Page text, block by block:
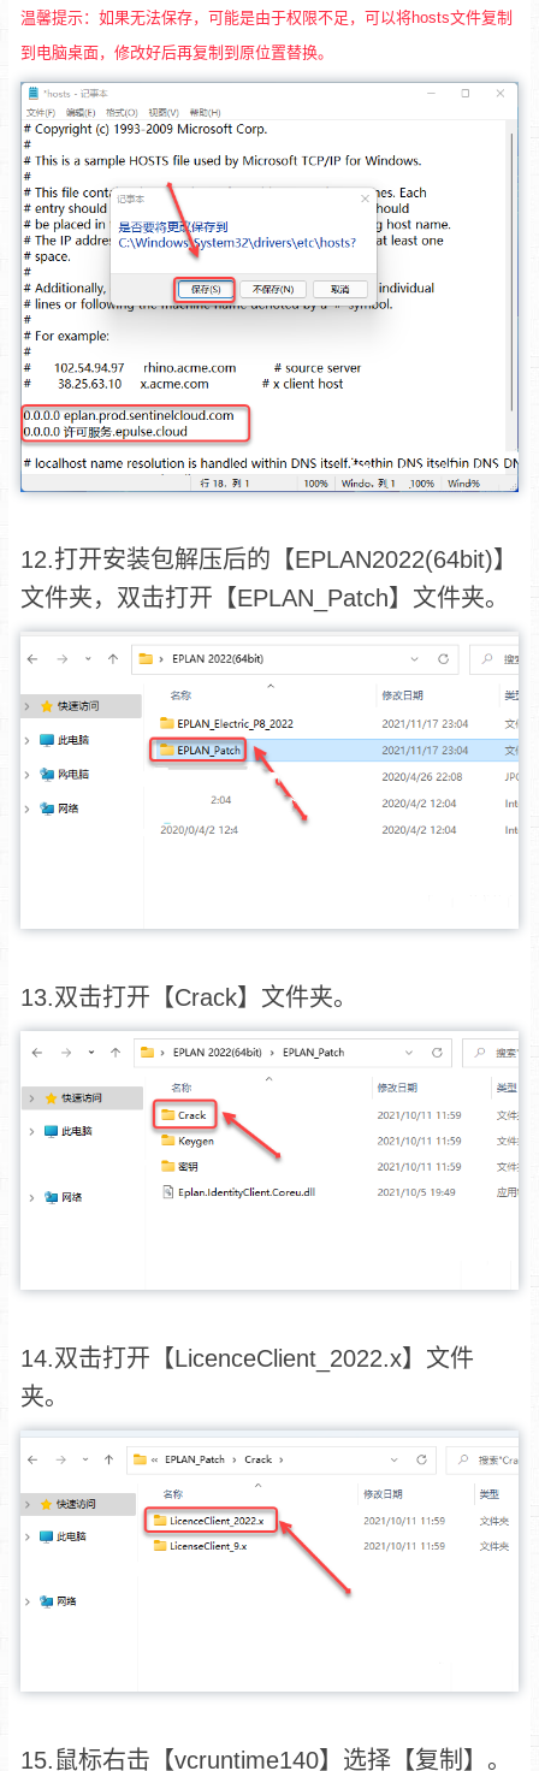
温馨提示：如果无法保存，可能是由于权限不足，可以将hosts文件复制
到电脑桌面，修改好后再复制到原位置替换。
12.打开安装包解压后的【EPLAN2022(64bit)】
文件夹，双击打开【EPLAN_Patch】文件夹。
13.双击打开【Crack】文件夹。
14.双击打开【LicenceClient_2022.x】文件
夹。
15.鼠标右击【vcruntime140】选择【复制】。